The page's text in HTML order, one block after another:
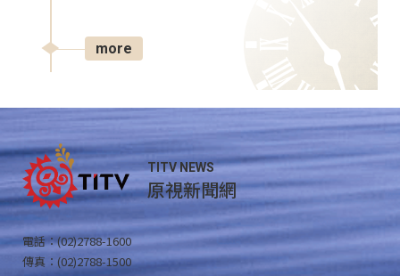
more
TITV NEWS
原視新聞網
電話：(02)2788-1600
傳真：(02)2788-1500